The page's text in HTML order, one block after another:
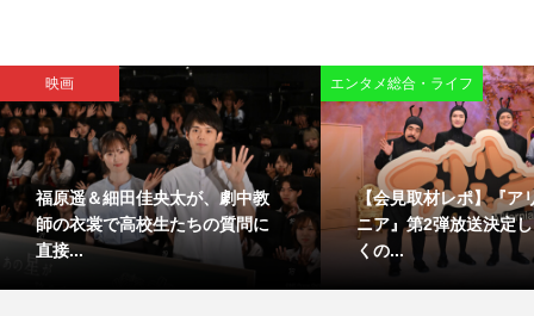
映画
福原遥＆細田佳央太が、劇中教
師の衣裳で高校生たちの質問に
直接...
エンタメ総合・ライフ
【会見取材レポ】『ア
ニア』第2弾放送決定
くの...